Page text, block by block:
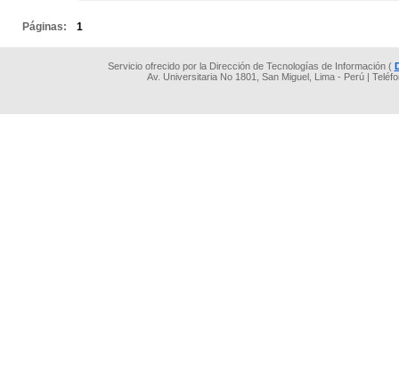
Páginas: 1
Servicio ofrecido por la Dirección de Tecnologías de Información (
Av. Universitaria No 1801, San Miguel, Lima - Perú |